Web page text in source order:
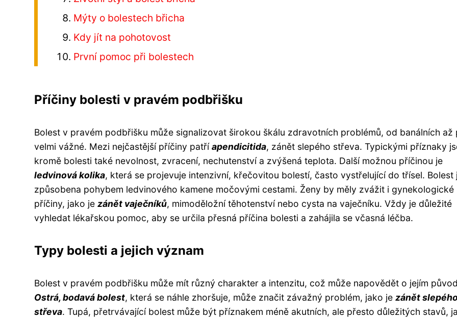
Mýty o bolestech břicha
Kdy jít na pohotovost
První pomoc při bolestech
Příčiny bolesti v pravém podbřišku
Bolest v pravém podbřišku může signalizovat širokou škálu zdravotních problémů, od banálních až
velmi vážné. Mezi nejčastější příčiny patříapendicitida, zánět slepého střeva. Typickými příznaky
kromě bolesti také nevolnost, zvracení, nechutenství a zvýšená teplota. Další možnou příčinou je
ledvinová kolika, která se projevuje intenzivní, křečovitou bolestí, často vystřelující do třísel. Bolest
způsobena pohybem ledvinového kamene močovými cestami. Ženy by měly zvážit i gynekologické
příčiny, jako je zánět vaječníků, mimoděložní těhotenství nebo cysta na vaječníku. Vždy je důležité
vyhledat lékařskou pomoc, aby se určila přesná příčina bolesti a zahájila se včasná léčba.
Typy bolesti a jejich význam
Bolest v pravém podbřišku může mít různý charakter a intenzitu, což může napovědět o jejím
Ostrá, bodavá bolest, která se náhle zhoršuje, může značit závažný problém, jako je zánět slepého
střeva. Tupá, přetrvávající bolest může být příznakem méně akutních, ale přesto důležitých stavů,